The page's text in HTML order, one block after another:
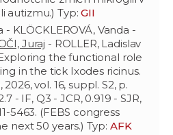
autizmu.) Typ:GII
KLÖCKLEROVÁ, Vanda -
Juraj - ROLLER, Ladislav
the functional role
in the tick Ixodes ricinus.
vol. 16, suppl. S2, p.
- IF, Q3 - JCR, 0.919 - SJR,
5463. (FEBS congress
next 50 years.) Typ: AFK